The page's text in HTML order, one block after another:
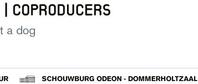
coproducers
a dog
SCHOUWBURG ODEON - DOMMERHOLTZAAL